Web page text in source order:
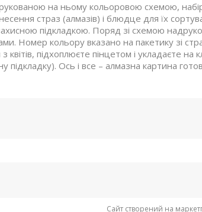
на ньому кольоровою схемою,
страз (алмазів) і блюдце для їх
підкладкою. Поряд зі схемою
Номер кольору вказано на пакетику зі
підхоплюєте пінцетом і укладаєте
Ось і все – алмазна картина
Сайт створений на